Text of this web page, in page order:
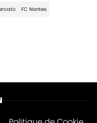
FC Nantes